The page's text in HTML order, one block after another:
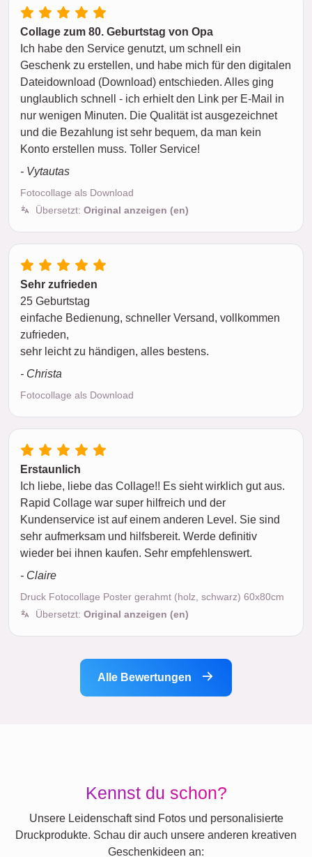
Collage zum 80. Geburtstag von Opa
Ich habe den Service genutzt, um schnell ein
Geschenk zu erstellen, und habe mich für den digitalen
Dateidownload (Download) entschieden. Alles ging
unglaublich schnell - ich erhielt den Link per E-Mail in
nur wenigen Minuten. Die Qualität ist ausgezeichnet
und die Bezahlung ist sehr bequem, da man kein
Konto erstellen muss. Toller Service!
- Vytautas
Fotocollage als Download
Übersetzt: Original anzeigen (en)
Sehr zufrieden
25 Geburtstag
einfache Bedienung, schneller Versand, vollkommen
zufrieden,
sehr leicht zu händigen, alles bestens.
- Christa
Fotocollage als Download
Erstaunlich
Ich liebe, liebe das Collage!! Es sieht wirklich gut aus.
Rapid Collage war super hilfreich und der
Kundenservice ist auf einem anderen Level. Sie sind
sehr aufmerksam und hilfsbereit. Werde definitiv
wieder bei ihnen kaufen. Sehr empfehlenswert.
- Claire
Druck Fotocollage Poster gerahmt (holz, schwarz) 60x80cm
Übersetzt: Original anzeigen (en)
Alle Bewertungen
Kennst du schon?
Unsere Leidenschaft sind Fotos und personalisierte
Druckprodukte. Schau dir auch unsere anderen kreativen
Geschenkideen an: